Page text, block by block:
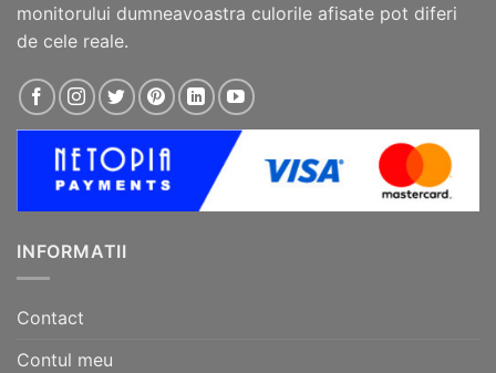
monitorului dumneavoastra culorile afisate pot diferi
de cele reale.
INFORMATII
Contact
Contul meu